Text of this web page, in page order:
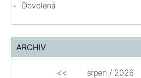
Dovolená
ARCHIV
<< srpen / 2026